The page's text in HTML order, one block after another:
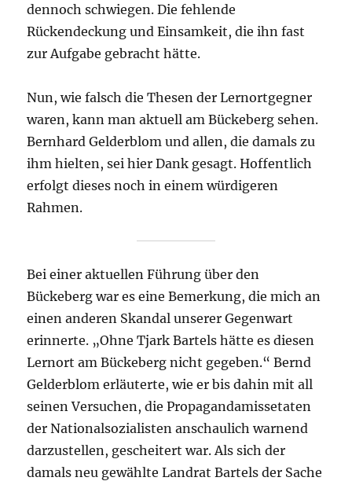
dennoch schwiegen. Die fehlende
Rückendeckung und Einsamkeit, die ihn fast
zur Aufgabe gebracht hätte.
Nun, wie falsch die Thesen der Lernortgegner
waren, kann man aktuell am Bückeberg sehen.
Bernhard Gelderblom und allen, die damals zu
ihm hielten, sei hier Dank gesagt. Hoffentlich
erfolgt dieses noch in einem würdigeren
Rahmen.
Bei einer aktuellen Führung über den
Bückeberg war es eine Bemerkung, die mich an
einen anderen Skandal unserer Gegenwart
erinnerte. „Ohne Tjark Bartels hätte es diesen
Lernort am Bückeberg nicht gegeben.“ Bernd
Gelderblom erläuterte, wie er bis dahin mit all
seinen Versuchen, die Propagandamissetaten
der Nationalsozialisten anschaulich warnend
darzustellen, gescheitert war. Als sich der
damals neu gewählte Landrat Bartels der Sache